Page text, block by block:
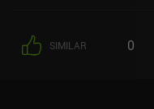
SIMILAR 0